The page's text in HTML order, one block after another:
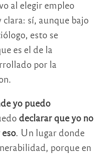
al elegir empleo
sí, aunque bajo
esto se
es el de la
por la
yo puedo
declarar que yo no
. Un lugar donde
porque en